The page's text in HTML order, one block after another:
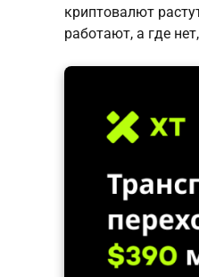
криптовалют
работают, а где